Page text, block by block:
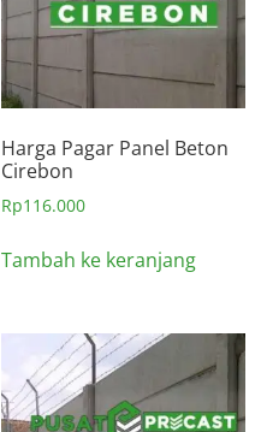
Harga Pagar Panel Beton
Cirebon
Rp116.000
Tambah ke keranjang